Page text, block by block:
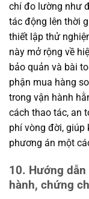
chí đo lường như
tác động lên thời
thiết lập thử
này mở rộng về
bảo quản và bài
phận mua hàng
trong vận hành
cách thao tác, an
phí vòng đời, giúp
phương án một
10. Hướng
hành, chứng